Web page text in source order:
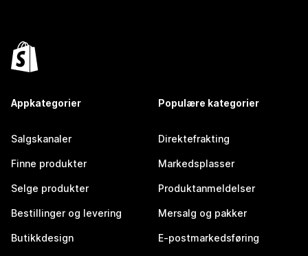
Appkategorier
Salgskanaler
Finne produkter
Selge produkter
Bestillinger og levering
Butikkdesign
Populære kategorier
Direktefrakting
Markedsplasser
Produktanmeldelser
Mersalg og pakker
E-postmarkedsføring